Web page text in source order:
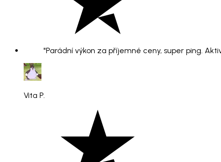
"Parádní výkon za příjemné ceny, super ping.
Vita P.